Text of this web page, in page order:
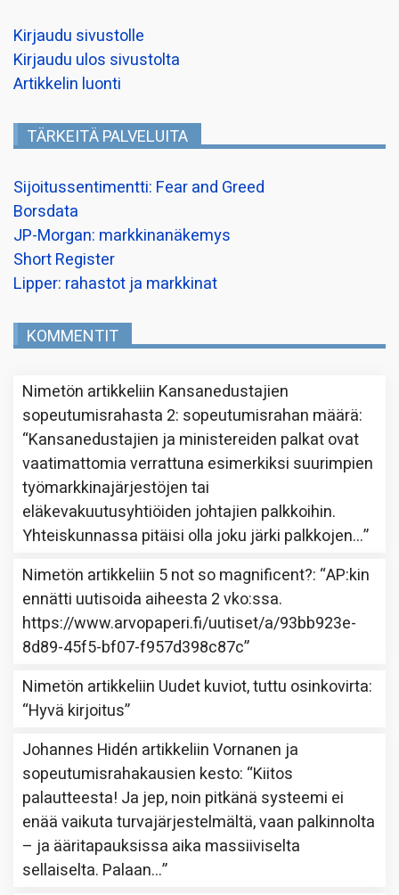
Kirjaudu sivustolle
Kirjaudu ulos sivustolta
Artikkelin luonti
TÄRKEITÄ PALVELUITA
Sijoitussentimentti: Fear and Greed
Borsdata
JP-Morgan: markkinanäkemys
Short Register
Lipper: rahastot ja markkinat
KOMMENTIT
Nimetön artikkeliin Kansanedustajien
sopeutumisrahasta 2: sopeutumisrahan määrä:
“Kansanedustajien ja ministereiden palkat ovat
vaatimattomia verrattuna esimerkiksi suurimpien
työmarkkinajärjestöjen tai
eläkevakuutusyhtiöiden johtajien palkkoihin.
Yhteiskunnassa pitäisi olla joku järki palkkojen…”
Nimetön artikkeliin 5 not so magnificent?: “AP:kin
ennätti uutisoida aiheesta 2 vko:ssa.
https://www.arvopaperi.fi/uutiset/a/93bb923e-
8d89-45f5-bf07-f957d398c87c”
Nimetön artikkeliin Uudet kuviot, tuttu osinkovirta:
“Hyvä kirjoitus”
Johannes Hidén artikkeliinVornanen ja
sopeutumisrahakausien kesto: “Kiitos
palautteesta! Ja jep, noin pitkänä systeemi ei
enää vaikuta turvajärjestelmältä, vaan palkinnolta
– ja ääritapauksissa aika massiiviselta
sellaiselta. Palaan…”